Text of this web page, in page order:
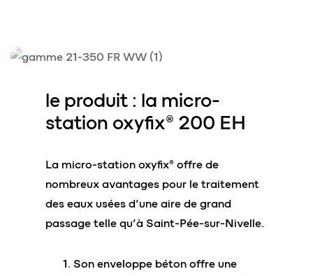
le produit : la micro-
station oxyfix® 200 EH
La micro-station oxyfix® offre de
nombreux avantages pour le traitement
des eaux usées d’une aire de grand
passage telle qu’à Saint-Pée-sur-Nivelle.
Son enveloppe béton offre une